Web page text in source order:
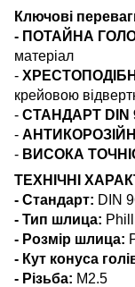
Ключові
- ПОТАЙНА
матеріал
-
крейовою
- СТАНДАРТ DIN
-
- ВИСОКА
ТЕХНІЧНІ
- Стандарт: DIN
- Тип шлица:
- Розмір шлица:
- Кут конуса
- Різьба: М2.5